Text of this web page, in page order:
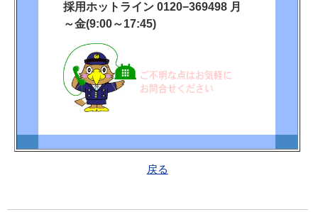
採用ホットライン 0120−369498 月
～金(9:00～17:45)
戻る